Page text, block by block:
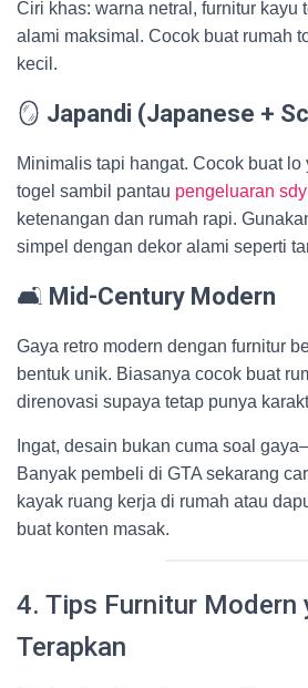
Ciri khas: warna netral, furnitur kayu
alami maksimal. Cocok buat rumah
kecil.
🪞 Japandi (Japanese +
Minimalis tapi hangat. Cocok buat
togel sambil pantau pengeluaran sdy
ketenangan dan rumah rapi.
simpel dengan dekor alami seperti
🛋️ Mid-Century Modern
Gaya retro modern dengan furnitur
bentuk unik. Biasanya cocok buat
direnovasi supaya tetap punya
Ingat, desain bukan cuma soal
Banyak pembeli di GTA sekarang
kayak ruang kerja di rumah atau
buat konten masak.
4. Tips Furnitur Modern
Terapkan